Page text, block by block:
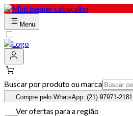
Menu
Buscar por produto ou marca
Compre pelo WhatsApp: (21) 97971-2181
Ver ofertas para a região